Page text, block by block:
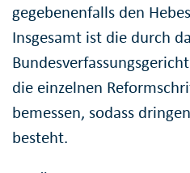
gegebenenfalls den
Insgesamt ist die durch
die einzelnen
bemessen, sodass
besteht.